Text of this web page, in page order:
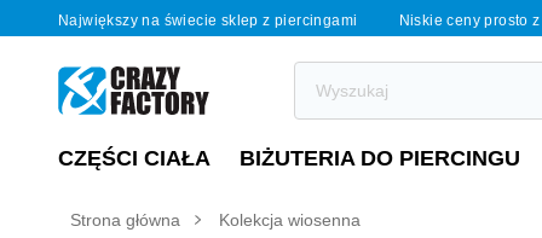
Największy na świecie sklep z piercingami Niskie ceny prosto
CZĘŚCI CIAŁA BIŻUTERIA DO PIERCINGU
Strona główna Kolekcja wiosenna